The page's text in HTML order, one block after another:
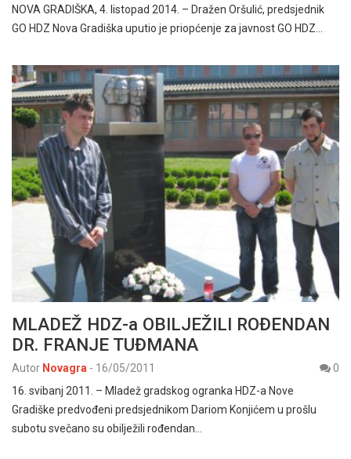
NOVA GRADIŠKA, 4. listopad 2014. – Dražen Oršulić, predsjednik
GO HDZ Nova Gradiška uputio je priopćenje za javnost GO HDZ…
MLADEŽ HDZ-a OBILJEŽILI ROĐENDAN
DR. FRANJE TUĐMANA
Autor Novagra - 16/05/2011
0
16. svibanj 2011. – Mladež gradskog ogranka HDZ-a Nove
Gradiške predvođeni predsjednikom Dariom Konjićem u prošlu
subotu svečano su obilježili rođendan…